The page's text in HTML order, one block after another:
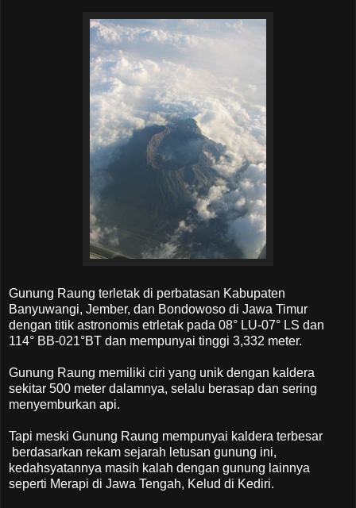
Gunung Raung terletak di perbatasan Kabupaten
Banyuwangi, Jember, dan Bondowoso di Jawa Timur
dengan titik astronomis etrletak pada 08° LU-07° LS dan
114° BB-021°BT dan mempunyai tinggi 3,332 meter.
Gunung Raung memiliki ciri yang unik dengan kaldera
sekitar 500 meter dalamnya, selalu berasap dan sering
menyemburkan api.
Tapi meski Gunung Raung mempunyai kaldera terbesar
berdasarkan rekam sejarah letusan gunung ini,
kedahsyatannya masih kalah dengan gunung lainnya
seperti Merapi di Jawa Tengah, Kelud di Kediri.